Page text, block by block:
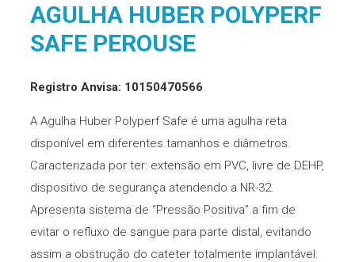
AGULHA HUBER POLYPERF
SAFE PEROUSE
Registro Anvisa: 10150470566
A Agulha Huber Polyperf Safe é uma agulha reta
disponível em diferentes tamanhos e diâmetros.
Caracterizada por ter: extensão em PVC, livre de DEHP,
dispositivo de segurança atendendo a NR-32.
Apresenta sistema de “Pressão Positiva” a fim de
evitar o refluxo de sangue para parte distal, evitando
assim a obstrução do cateter totalmente implantável.